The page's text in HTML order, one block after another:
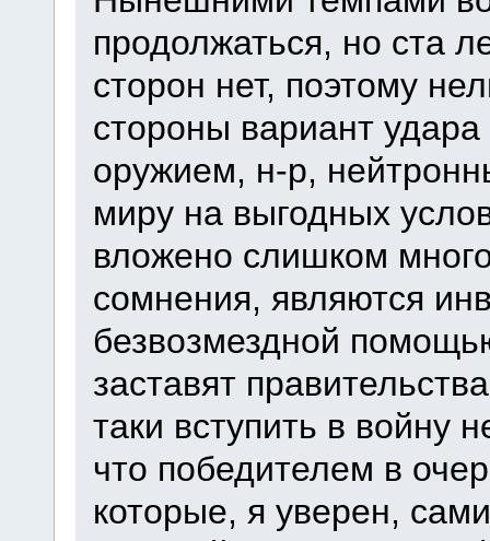
продолжаться, но ста
сторон нет, поэтому
стороны вариант
оружием, н-р,
миру на выгодных
вложено слишком
сомнения, являются
безвозмездной
заставят
таки вступить в войну
что победителем в
которые, я уверен,